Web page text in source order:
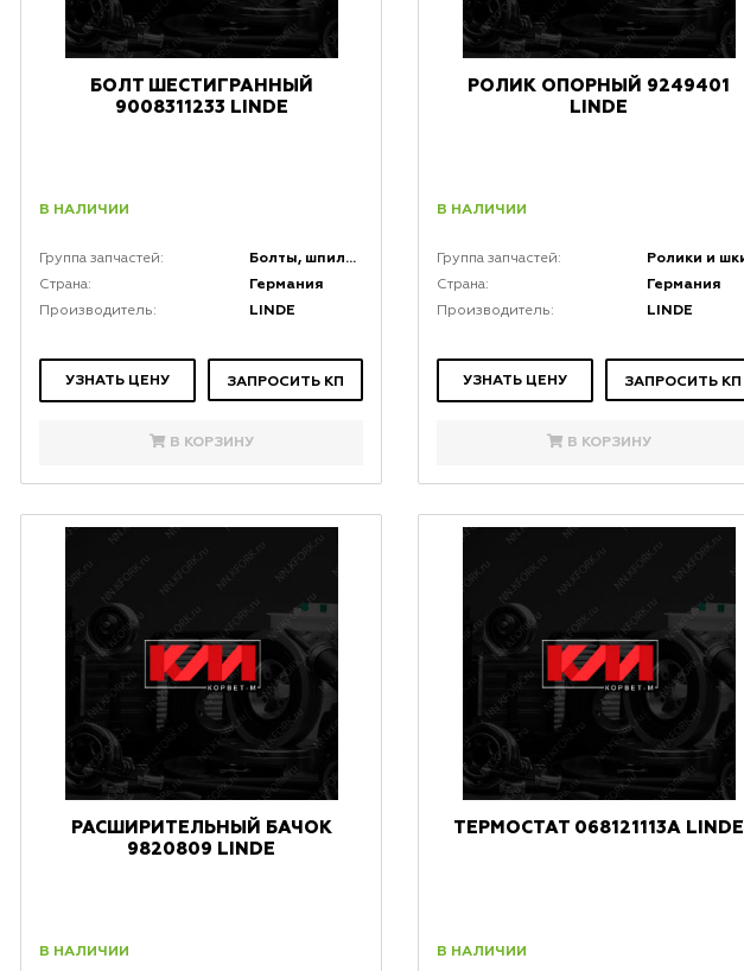
БОЛТ ШЕСТИГРАННЫЙ
9008311233 LINDE
В НАЛИЧИИ
Группа запчастей: Болты, шпильки, крепеж, коннекторы и кронштейны
Страна: Германия
Производитель: LINDE
УЗНАТЬ ЦЕНУ ЗАПРОСИТЬ КП
В КОРЗИНУ
РОЛИК ОПОРНЫЙ 9249401
LINDE
В НАЛИЧИИ
Группа запчастей:
Страна: Германия
Производитель: LINDE
УЗНАТЬ ЦЕНУ ЗАПРОСИТЬ КП
В КОРЗИНУ
РАСШИРИТЕЛЬНЫЙ БАЧОК
9820809 LINDE
В НАЛИЧИИ
ТЕРМОСТАТ 068121113A LINDE
В НАЛИЧИИ